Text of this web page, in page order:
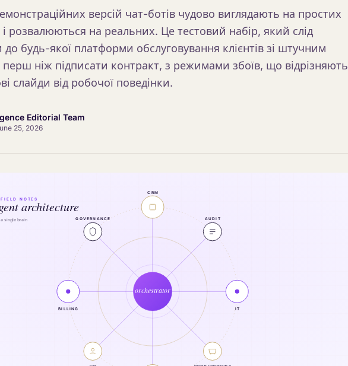
версій чат-ботів чудово виглядають на простих
розвалюються на реальних. Це тестовий набір, який слід
до будь-якої платформи обслуговування клієнтів зі штучним
перш ніж підписати контракт, з режимами збоїв, що відрізняють
слайди від робочої поведінки.
Editorial Team
25, 2026